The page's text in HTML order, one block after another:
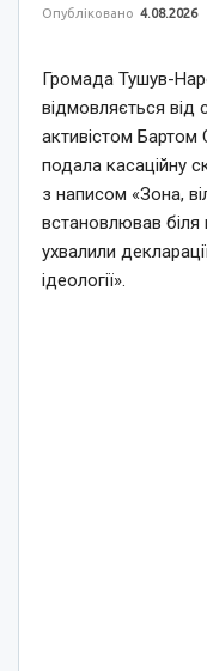
Опубліковано 4.08.2026
Громада Тушув-
відмовляється
активістом
подала касаційну
з написом «Зона,
встановлював біля
ухвалили
ідеології».